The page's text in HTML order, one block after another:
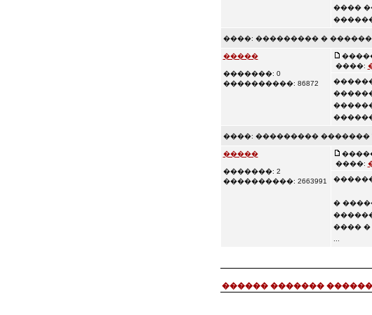
����
����: ��������� �
�����
�������: 0
����������: 86872
����:
����: ��������� �������
�����
�������: 2
����������: 2663991
����:
�
����
������ �������